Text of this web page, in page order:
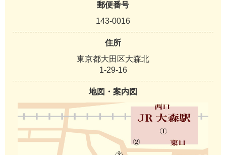
郵便番号
143-0016
住所
東京都大田区大森北
1-29-16
地図・案内図